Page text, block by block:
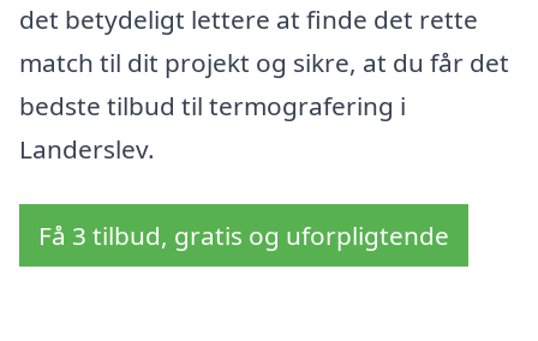
det betydeligt lettere at finde det rette
match til dit projekt og sikre, at du får det
bedste tilbud til termografering i
Landerslev.
Få 3 tilbud, gratis og uforpligtende